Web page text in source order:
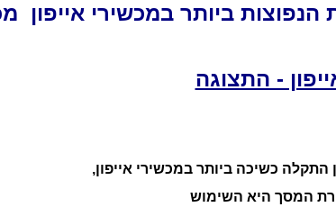
הנפוצות ביותר במכשירי אייפון
- התצוגה
כשיכה ביותר במכשירי אייפון,
המסך היא השימוש